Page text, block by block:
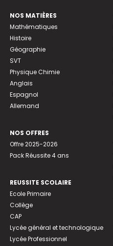
NOS MATIÈRES
Mathématiques
Histoire
Géographie
SVT
Physique Chimie
Anglais
Espagnol
Allemand
NOS OFFRES
Offre 2025-2026
Pack Réussite 4 ans
REUSSITE SCOLAIRE
Ecole Primaire
Collège
CAP
Lycée général et technologique
Lycée Professionnel